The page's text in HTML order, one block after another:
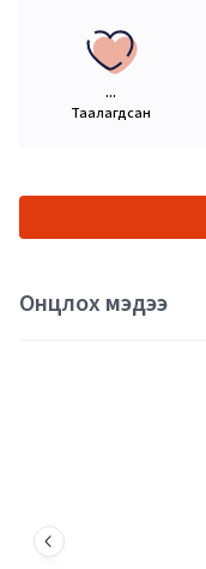
...
Таалагдсан
Онцлох мэдээ